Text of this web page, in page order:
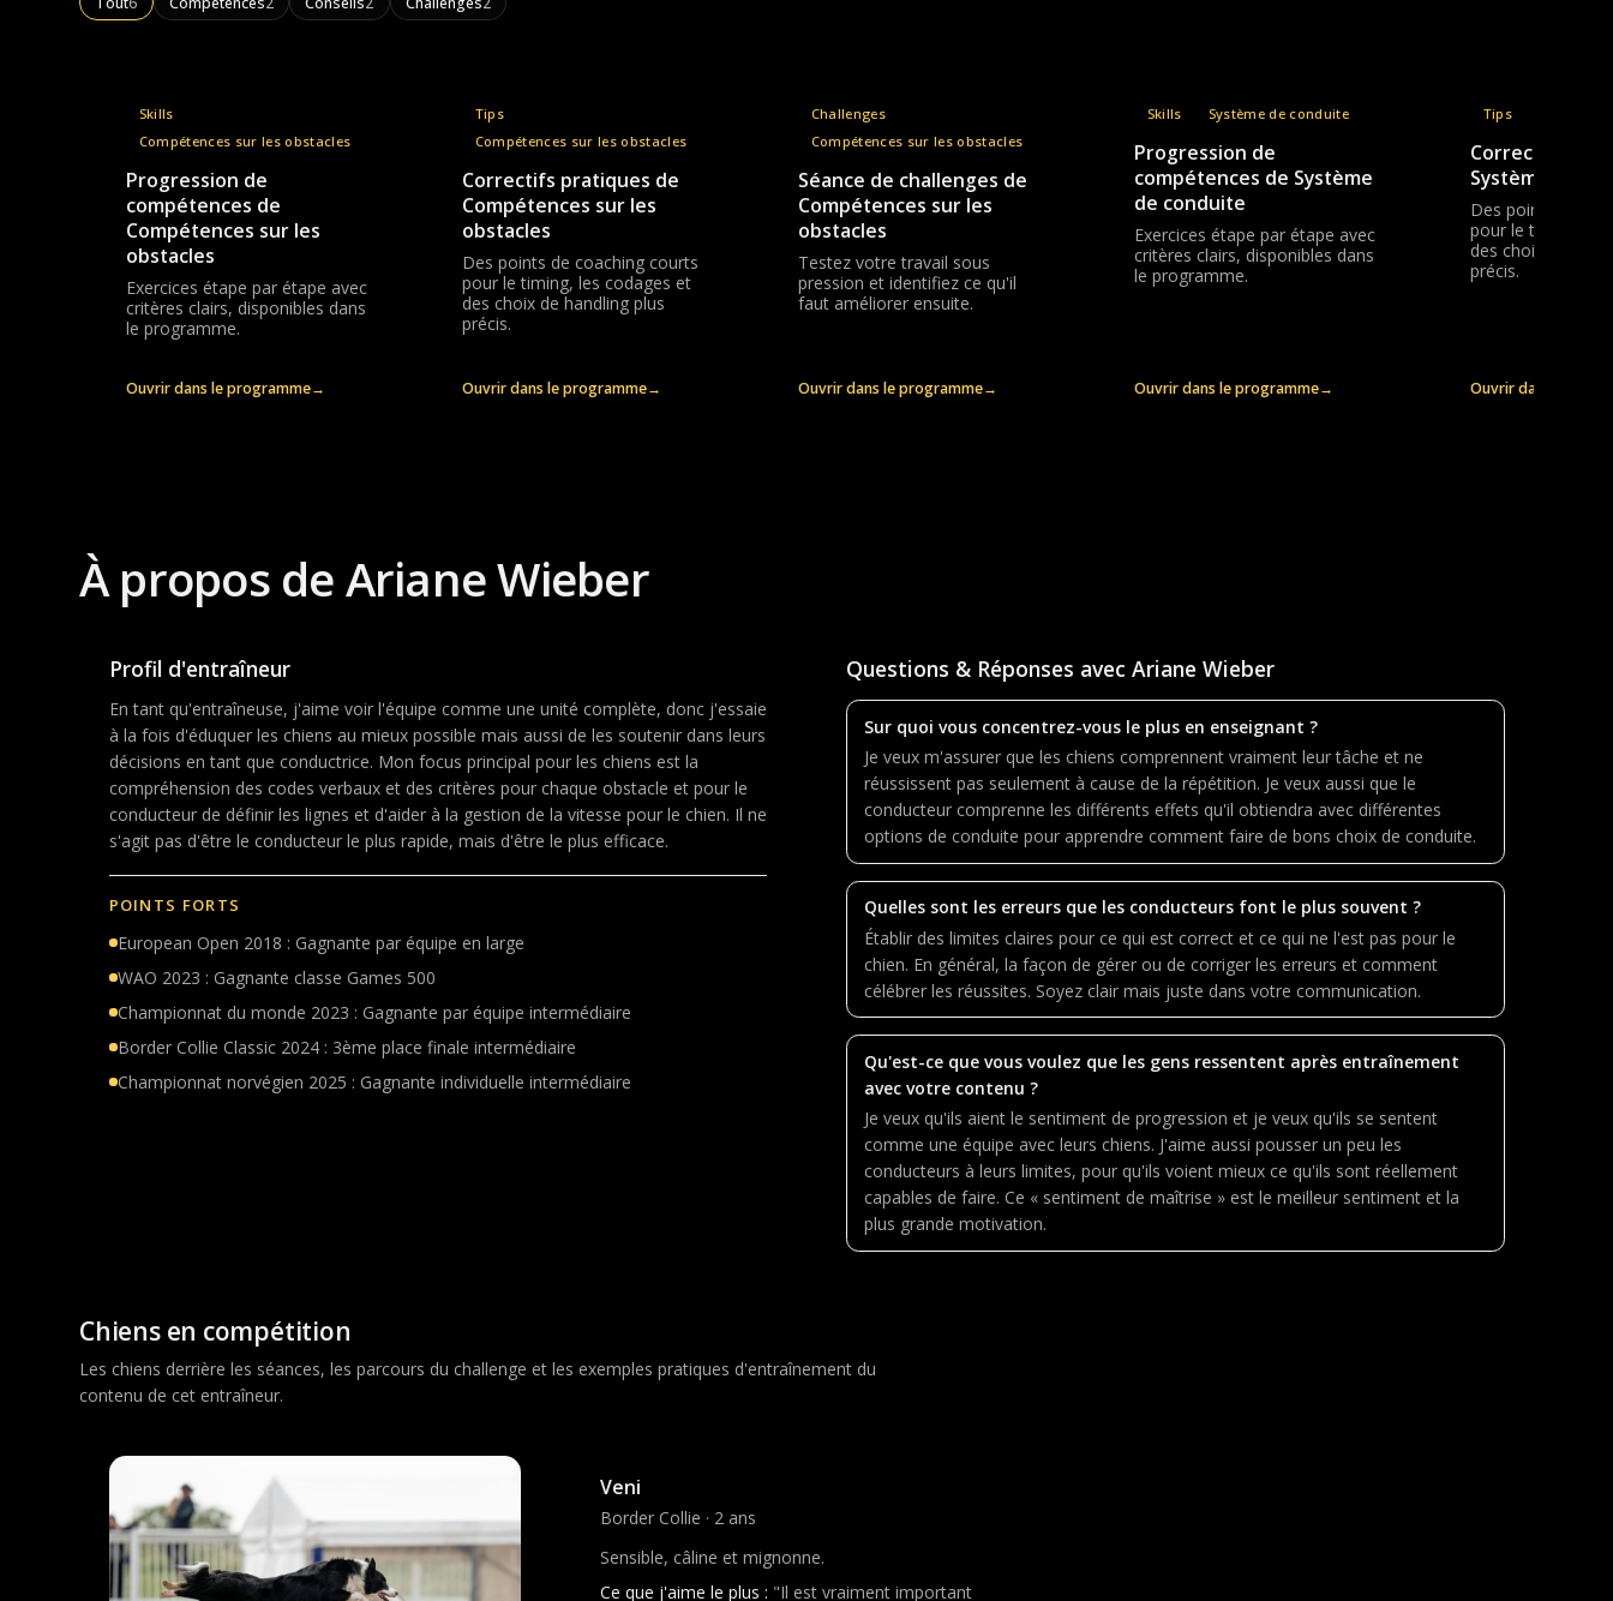
Skills
Compétences sur les obstacles
Progression de
compétences de
Compétences sur les
obstacles
Exercices étape par étape avec
critères clairs, disponibles dans
le programme.
Ouvrir dans le programme→
Tips
Compétences sur les obstacles
Correctifs pratiques de
Compétences sur les
obstacles
Des points de coaching courts
pour le timing, les codages et
des choix de handling plus
précis.
Ouvrir dans le programme→
Challenges
Compétences sur les obstacles
Séance de challenges de
Compétences sur les
obstacles
Testez votre travail sous
pression et identifiez ce qu'il
faut améliorer ensuite.
Ouvrir dans le programme→
Skills Système de conduite
Progression de
compétences de Système
de conduite
Exercices étape par étape avec
critères clairs, disponibles dans
le programme.
Ouvrir dans le programme→
Tips
Correctifs
Système de
Des points de
pour le timing,
des choix de
précis.
Ouvrir dans le
À propos de Ariane Wieber
Profil d'entraîneur
En tant qu'entraîneuse, j'aime voir l'équipe comme une unité complète, donc j'essaie
à la fois d'éduquer les chiens au mieux possible mais aussi de les soutenir dans leurs
décisions en tant que conductrice. Mon focus principal pour les chiens est la
compréhension des codes verbaux et des critères pour chaque obstacle et pour le
conducteur de définir les lignes et d'aider à la gestion de la vitesse pour le chien. Il ne
s'agit pas d'être le conducteur le plus rapide, mais d'être le plus efficace.
POINTS FORTS
European Open 2018 : Gagnante par équipe en large
WAO 2023 : Gagnante classe Games 500
Championnat du monde 2023 : Gagnante par équipe intermédiaire
Border Collie Classic 2024 : 3ème place finale intermédiaire
Championnat norvégien 2025 : Gagnante individuelle intermédiaire
Questions & Réponses avec Ariane Wieber
Sur quoi vous concentrez-vous le plus en enseignant ?
Je veux m'assurer que les chiens comprennent vraiment leur tâche et ne
réussissent pas seulement à cause de la répétition. Je veux aussi que le
conducteur comprenne les différents effets qu'il obtiendra avec différentes
options de conduite pour apprendre comment faire de bons choix de conduite.
Quelles sont les erreurs que les conducteurs font le plus souvent ?
Établir des limites claires pour ce qui est correct et ce qui ne l'est pas pour le
chien. En général, la façon de gérer ou de corriger les erreurs et comment
célébrer les réussites. Soyez clair mais juste dans votre communication.
Qu'est-ce que vous voulez que les gens ressentent après entraînement
avec votre contenu ?
Je veux qu'ils aient le sentiment de progression et je veux qu'ils se sentent
comme une équipe avec leurs chiens. J'aime aussi pousser un peu les
conducteurs à leurs limites, pour qu'ils voient mieux ce qu'ils sont réellement
capables de faire. Ce « sentiment de maîtrise » est le meilleur sentiment et la
plus grande motivation.
Chiens en compétition
Les chiens derrière les séances, les parcours du challenge et les exemples pratiques d'entraînement du
contenu de cet entraîneur.
Veni
Border Collie · 2 ans
Sensible, câline et mignonne.
Ce que j'aime le plus : "Il est vraiment important